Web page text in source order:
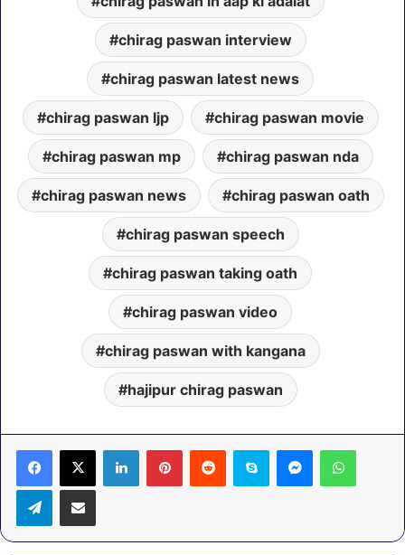
chirag paswan interview
chirag paswan latest news
chirag paswan ljp chirag paswan movie
chirag paswan mp chirag paswan nda
chirag paswan news chirag paswan oath
chirag paswan speech
chirag paswan taking oath
chirag paswan video
chirag paswan with kangana
hajipur chirag paswan
LinkedInPinterestReddit Skype Messenger
TelegramShare via Email